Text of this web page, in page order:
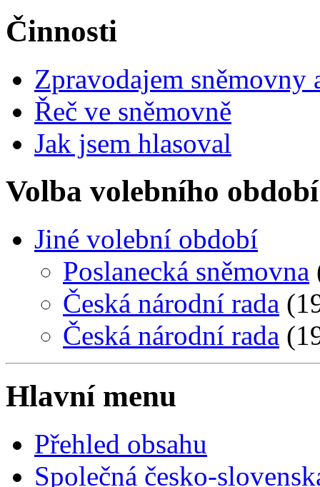
Činnosti
Zpravodajem
Řeč ve sněmovně
Jak jsem hlasoval
Volba volebního období
Jiné volební období
Poslanecká sněmovna
Česká národní rada
Česká národní rada
Hlavní menu
Přehled obsahu
Společná česko-